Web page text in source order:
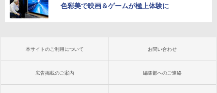
色彩美で映画＆ゲームが極上体験に
本サイトのご利用について お問い合わせ
広告掲載のご案内 編集部へのご連絡